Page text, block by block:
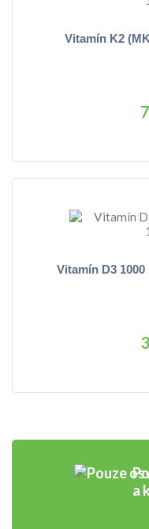
Vitamín K2
Vitamín D3 1000
a